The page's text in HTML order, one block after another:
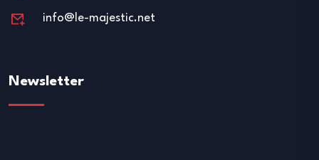
info@le-majestic.net
Newsletter